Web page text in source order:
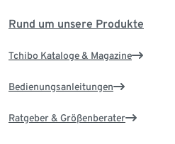
Rund um unsere Produkte
Tchibo Kataloge & Magazine
Bedienungsanleitungen
Ratgeber & Größenberater